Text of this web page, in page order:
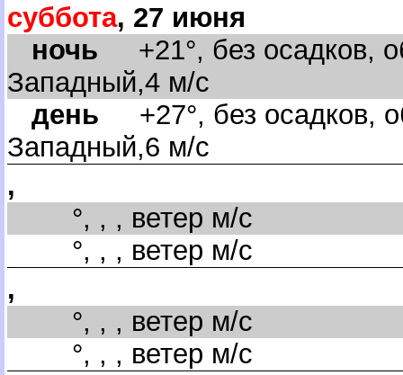
суббота, 27 июня
ночь +21°, без осадков,
Западный,4 м/с
день +27°, без осадков,
Западный,6 м/с
,
°, , , ветер м/с
°, , , ветер м/с
,
°, , , ветер м/с
°, , , ветер м/с